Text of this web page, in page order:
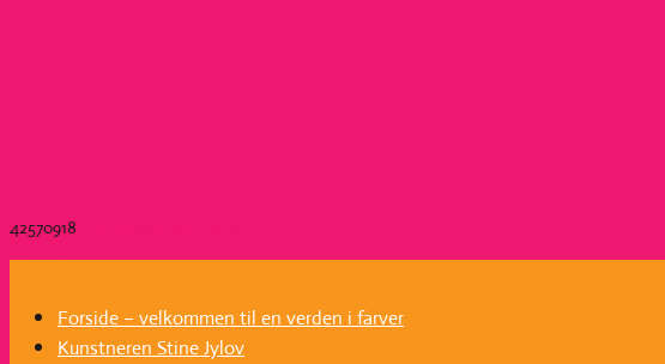
42570918
Forside – velkommen til en verden i farver
Kunstneren Stine Jylov